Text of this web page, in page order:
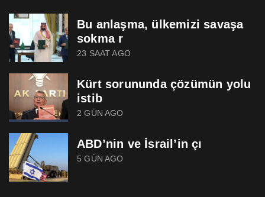
Bu anlaşma, ülkemizi savaşa
sokma r
23 SAAT AGO
Kürt sorununda çözümün yolu
istib
2 GÜN AGO
ABD’nin ve İsrail’in çı
5 GÜN AGO